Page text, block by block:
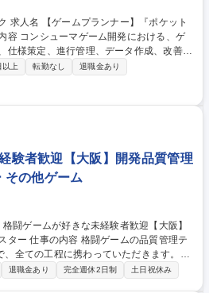
上 転勤なし
退職金あり
験者歓迎【大阪】開発品質管理
その他ゲーム
品質管理テ
全ての工程に携わっていただきます。
ランの立案：テスト計画の作成。各ゲー
退職金あり 完全週休2日制 土日祝休み